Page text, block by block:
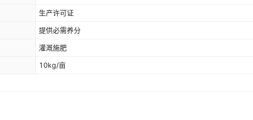
生产许可证
提供必需养分
灌溉施肥
10kg/亩